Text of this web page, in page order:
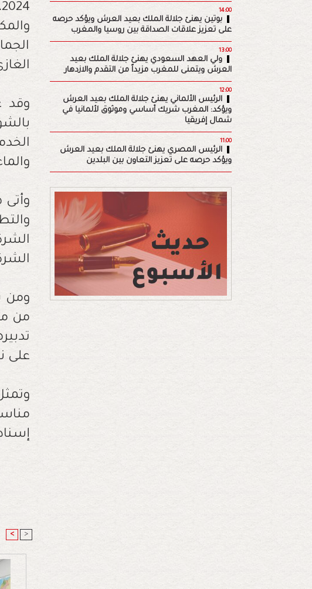
وقد
ومن
من
على
< >
14:00
بوتين يهنئ جلالة الملك بعيد العرش ويؤكد حرصه
على تعزيز علاقات الصداقة بين روسيا والمغرب
13:00
ولي العهد السعودي يهنئ جلالة الملك بعيد
العرش ويتمنى للمغرب مزيداً من التقدم والازدهار
12:00
الرئيس الألماني يهنئ جلالة الملك بعيد العرش
ويؤكد: المغرب شريك أساسي وموثوق لألمانيا في
شمال إفريقيا
11:00
الرئيس المصري يهنئ جلالة الملك بعيد العرش
ويؤكد حرصه على تعزيز التعاون بين البلدين